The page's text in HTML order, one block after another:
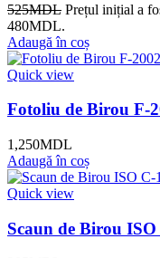
525MDL Prețul inițial a
480MDL.
Adaugă în coș
Quick view
Fotoliu de Birou F-
1,250MDL
Adaugă în coș
Quick view
Scaun de Birou